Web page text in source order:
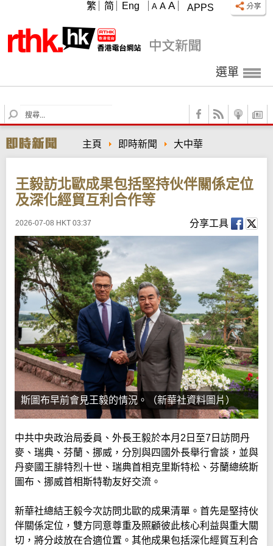
APPS
A A A
繁 简 Eng
選單
S
e
r
c
主頁 即時新聞 大中華
王毅訪北歐成果包括堅持伙伴關係定位
及深化經貿互利合作等
2026-07-08 HKT 03:37 分享工具
斯圖布早前會見王毅的情況。（新華社資料圖片）
中共中央政治局委員、外長王毅於本月2日至7日訪問丹
麥、瑞典、芬蘭、挪威，分別與四國外長舉行會談，並與
丹麥國王腓特烈十世、瑞典首相克里斯特松、芬蘭總統斯
圖布、挪威首相斯特勒友好交流。
新華社總結王毅今次訪問北歐的成果清單。首先是堅持伙
伴關係定位，雙方同意尊重及照顧彼此核心利益與重大關
切，將分歧放在合適位置。其他成果包括深化經貿互利合